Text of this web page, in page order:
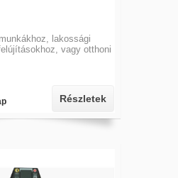
lakossági
vagy otthoni
Részletek